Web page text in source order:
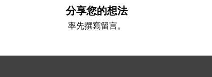
分享您的想法
率先撰寫留言。